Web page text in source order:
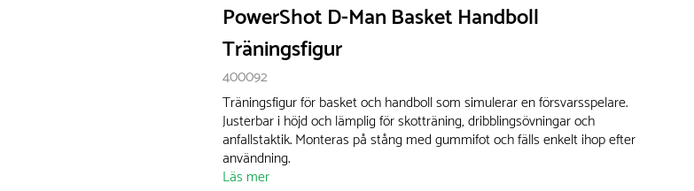
PowerShot D-Man Basket Handboll
Träningsfigur
400092
Träningsfigur för basket och handboll som simulerar en försvarsspelare.
Justerbar i höjd och lämplig för skotträning, dribblingsövningar och
anfallstaktik. Monteras på stång med gummifot och fälls enkelt ihop efter
användning.
Läs mer